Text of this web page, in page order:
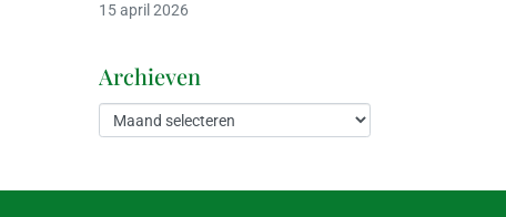
15 april 2026
Archieven